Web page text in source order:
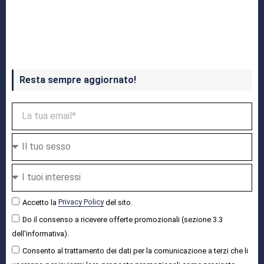
Resta sempre aggiornato!
Accetto la Privacy Policydel sito.
Do il consenso a ricevere offerte promozionali (sezione 3.3
dell'informativa).
Consento al trattamento dei dati per la comunicazione a terzi che li